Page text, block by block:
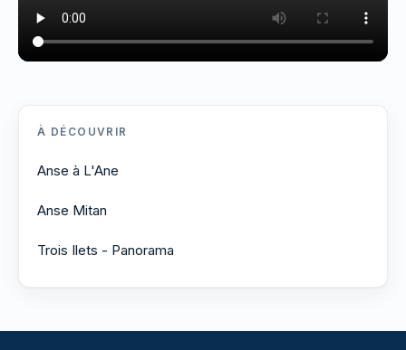
À DÉCOUVRIR
Anse à L'Ane
Anse Mitan
Trois Ilets - Panorama